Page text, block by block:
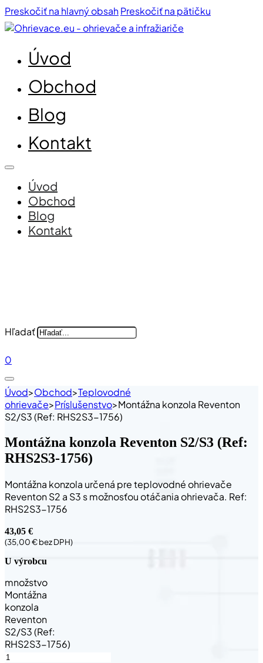
Preskočiť na hlavný obsahPreskočiť na pätičku
Úvod
Obchod
Blog
Kontakt
Úvod
Obchod
Blog
Kontakt
Hľadať
0
Úvod>Obchod>Teplovodné
ohrievače>Príslušenstvo>Montážna konzola Reventon
S2/S3 (Ref: RHS2S3-1756)
Montážna konzola Reventon S2/S3 (Ref:
RHS2S3-1756)
Montážna konzola určená pre teplovodné ohrievače
Reventon S2 a S3 s možnosťou otáčania ohrievača. Ref:
RHS2S3-1756
43,05 €
(35,00€bez DPH)
U výrobcu
množstvo
Montážna
konzola
Reventon
S2/S3 (Ref:
RHS2S3-1756)